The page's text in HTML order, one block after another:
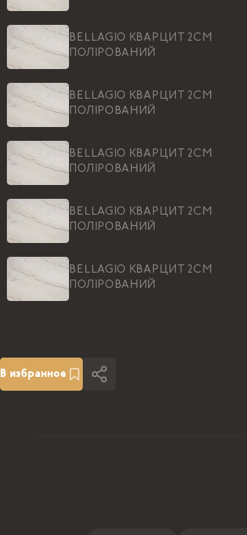
BELLAGIO КВАРЦИТ 2CM
ПОЛIРОВАНИЙ
BELLAGIO КВАРЦИТ 2CM
ПОЛIРОВАНИЙ
BELLAGIO КВАРЦИТ 2CM
ПОЛIРОВАНИЙ
BELLAGIO КВАРЦИТ 2CM
ПОЛIРОВАНИЙ
BELLAGIO КВАРЦИТ 2CM
ПОЛIРОВАНИЙ
В избранное